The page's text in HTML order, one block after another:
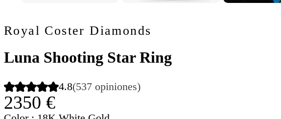
Royal Coster Diamonds
Luna Shooting Star Ring
4.8(537 opiniones)
2350 €